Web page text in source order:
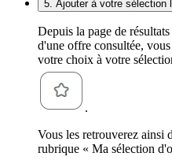
5. Ajouter à votre sélection
Depuis la page de
d'une offre consultée,
votre choix à votre
.
Vous les retrouverez ainsi
rubrique « Ma sélection